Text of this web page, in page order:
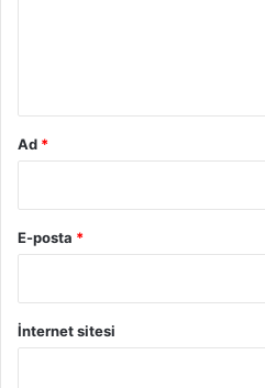
Ad *
E-posta *
İnternet sitesi